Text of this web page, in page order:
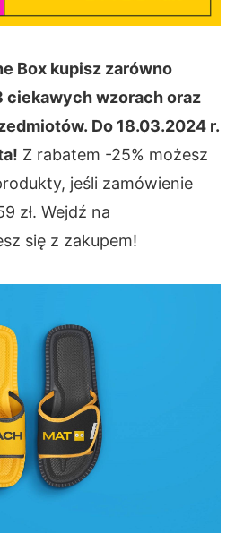
Box kupisz zarówno
ciekawych wzorach oraz
Do 18.03.2024 r.
Z rabatem -25% możesz
jeśli zamówienie
zł. Wejdź na
się z zakupem!